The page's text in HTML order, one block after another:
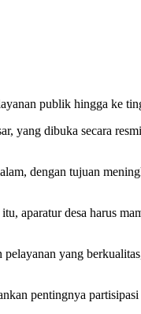
publik hingga ke
yang dibuka secara
dengan tujuan
aparatur desa harus
yang
pentingnya